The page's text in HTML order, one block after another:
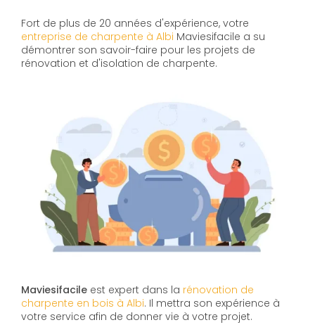
Fort de plus de 20 années d'expérience, votre
entreprise de charpente à Albi Maviesifacile a su
démontrer son savoir-faire pour les projets de
rénovation et d'isolation de charpente.
Maviesifacile est expert dans la rénovation de
charpente en bois à Albi. Il mettra son expérience à
votre service afin de donner vie à votre projet.